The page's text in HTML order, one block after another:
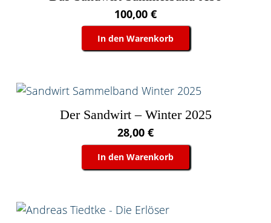
100,00 €
In den Warenkorb
Der Sandwirt – Winter 2025
28,00 €
In den Warenkorb